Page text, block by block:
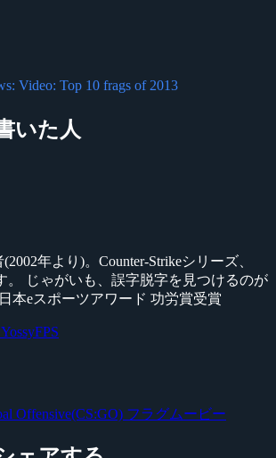
Video: Top 10 frags of 2013
いた人
年より)。Counter-Strikeシリーズ、
。 じゃがいも、誤字脱字を見つけるのが
本eスポーツアワード 功労賞受賞
Offensive(CS:GO) フラグムービー